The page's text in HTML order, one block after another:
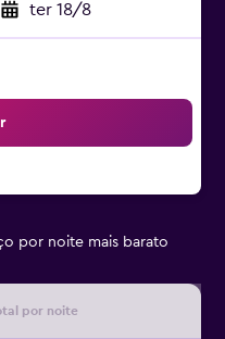
ter 18/8
por noite mais barato
por noite